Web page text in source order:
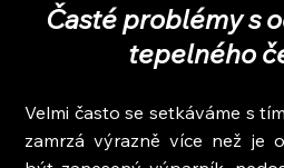
Časté problémy s
tepelného
Velmi často se setkáváme s
zamrzá výrazně více než je